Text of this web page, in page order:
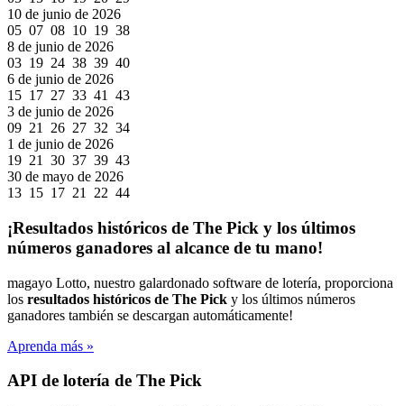
10 de junio de 2026
05 07 08 10 19 38
8 de junio de 2026
03 19 24 38 39 40
6 de junio de 2026
15 17 27 33 41 43
3 de junio de 2026
09 21 26 27 32 34
1 de junio de 2026
19 21 30 37 39 43
30 de mayo de 2026
13 15 17 21 22 44
¡Resultados históricos de The Pick y los últimos
números ganadores al alcance de tu mano!
magayo Lotto, nuestro galardonado software de lotería, proporciona
los resultados históricos de The Pick y los últimos números
ganadores también se descargan automáticamente!
Aprenda más »
API de lotería de The Pick